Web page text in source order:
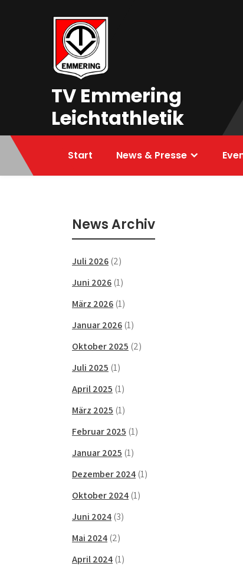
TV Emmering
Leichtathletik
Start News & Presse
News Archiv
Juli 2026(2)
Juni 2026(1)
März 2026(1)
Januar 2026(1)
Oktober 2025 (2)
Juli 2025 (1)
April 2025 (1)
März 2025 (1)
Februar 2025 (1)
Januar 2025 (1)
Dezember 2024(1)
Oktober 2024(1)
Juni 2024(3)
Mai 2024(2)
April 2024(1)